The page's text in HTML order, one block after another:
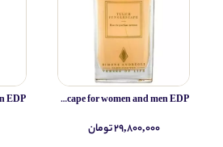
Simone Andreoli Tulum Junglescape for women and men EDP
۲۹,۸۰۰,۰۰۰ تومان